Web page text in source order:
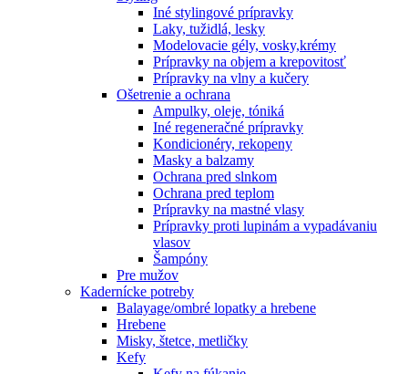
Iné stylingové prípravky
Laky, tužidlá, lesky
Modelovacie gély, vosky,krémy
Prípravky na objem a krepovitosť
Prípravky na vlny a kučery
Ošetrenie a ochrana
Ampulky, oleje, tóniká
Iné regeneračné prípravky
Kondicionéry, rekopeny
Masky a balzamy
Ochrana pred slnkom
Ochrana pred teplom
Prípravky na mastné vlasy
Prípravky proti lupinám a vypadávaniu
vlasov
Šampóny
Pre mužov
Kadernícke potreby
Balayage/ombré lopatky a hrebene
Hrebene
Misky, štetce, metličky
Kefy